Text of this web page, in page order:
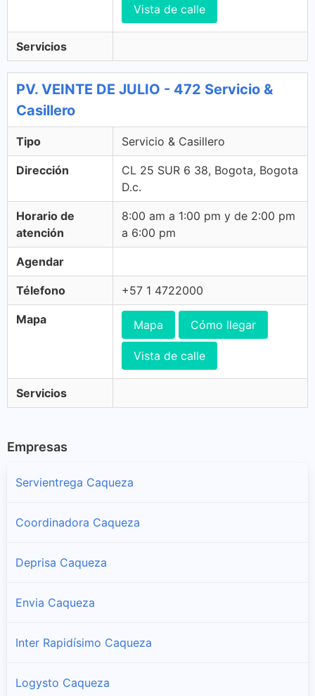
Vista de calle
Servicios
PV. VEINTE DE JULIO - 472 Servicio &
Casillero
Tipo Servicio & Casillero
Dirección
CL 25 SUR 6 38, Bogota, Bogota
D.c.
Horario de
atención
8:00 am a 1:00 pm y de 2:00 pm
a 6:00 pm
Agendar
Télefono +57 1 4722000
Mapa Mapa Cómo llegar
Vista de calle
Servicios
Empresas
Servientrega Caqueza
Coordinadora Caqueza
Deprisa Caqueza
Envia Caqueza
Inter Rapidísimo Caqueza
Logysto Caqueza